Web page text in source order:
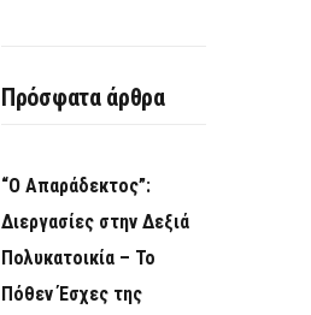
Πρόσφατα άρθρα
“Ο Απαράδεκτος”:
Διεργασίες στην Δεξιά
Πολυκατοικία – Το
Πόθεν Έσχες της